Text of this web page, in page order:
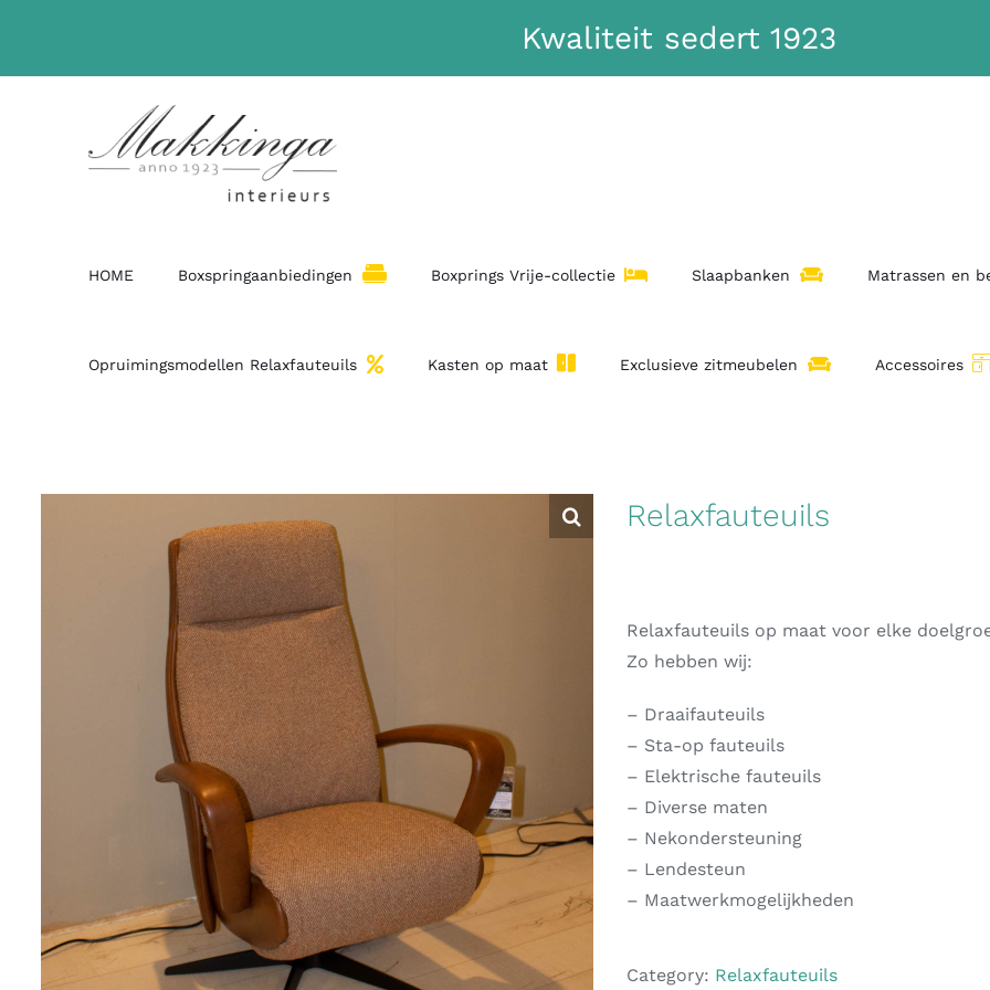
HOME Boxspringaanbiedingen Boxprings Vrije-collectie Slaapbanken Matrassen en
Opruimingsmodellen Relaxfauteuils Kasten op maat Exclusieve zitmeubelen Accessoires
Relaxfauteuils
Relaxfauteuils op maat voor elke
Zo hebben wij:
– Draaifauteuils
– Sta-op fauteuils
– Elektrische fauteuils
– Diverse maten
– Nekondersteuning
– Lendesteun
– Maatwerkmogelijkheden
Category: Relaxfauteuils
Kwaliteit sedert 1923